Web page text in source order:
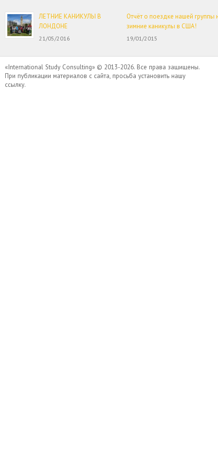
ЛЕТНИЕ КАНИКУЛЫ В
ЛОНДОНЕ
21/05/2016
Отчёт о поездке нашей группы
зимние каникулы в США!
19/01/2015
«International Study Consulting» © 2013-2026. Все права защищены.
При публикации материалов с сайта, просьба установить нашу
ссылку.